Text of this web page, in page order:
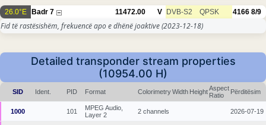
26.0°E Badr 7 11472.00 V DVB-S2 QPSK 4166 8/9
Fid të rastësishëm, frekuencë apo e dhënë joaktive(2023-12-18)
Detailed transponder stream properties
(10954.00 H)
SID Ident. PID Format ColorimetryWidth HeightAspect
Ratio
Përditësim
1000 101
MPEG Audio,
Layer 2
2 channels 2026-07-19